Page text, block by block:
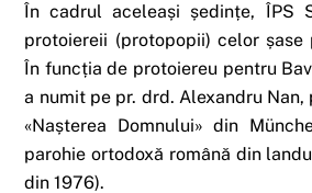
În cadrul aceleași ședințe, ÎPS
protoiereii (protopopii) celor
În funcția de protoiereu pentru
a numit pe pr. drd. Alexandru
«Nașterea Domnului» din
parohie ortodoxă română din
din 1976).